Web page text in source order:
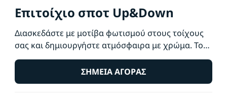
Επιτοίχιο σποτ Up&Down
Διασκεδάστε με μοτίβα φωτισμού στους τοίχους
σας και δημιουργήστε ατμόσφαιρα με χρώμα. Το
επιτοίχιο φωτιστικό Up and Down για
εσωτερικούς χώρους, φωτίζει προς τα πάνω και
προς και κάτω, δημιουργώντας ενδιαφέροντα
ΣΗΜΕΊΑ ΑΓΟΡΆΣ